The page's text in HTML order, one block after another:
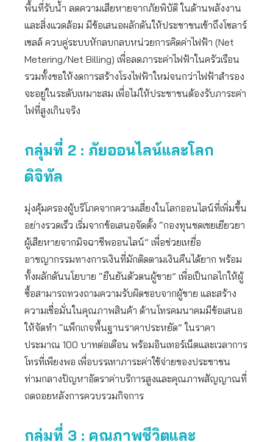
พื้นที่รับน้ำ ลดความเสียหายจากภัยพิบัติ ในด้านพลังงาน
และสิ่งแวดล้อม มีข้อเสนอผลักดันให้ประชาชนเข้าถึงโซลาร์
เซลล์ ควบคู่ระบบหักลบกลบหน่วยการคิดค่าไฟฟ้า (Net
Metering/Net Billing) เพื่อลดภาระค่าไฟฟ้าในครัวเรือน
รวมทั้งขอให้งดการสร้างโรงไฟฟ้าใหม่จนกว่าไฟฟ้าสำรอง
จะอยู่ในระดับเหมาะสม เพื่อไม่ให้ประชาชนต้องรับภาระค่า
ไฟที่สูงเกินจริง
กลุ่มที่ 2 : ภัยออนไลน์และโลก
ดิจิทัล
มุ่งคุ้มครองผู้บริโภคจากความเสี่ยงในโลกออนไลน์ที่เพิ่มขึ้น
อย่างรวดเร็ว เริ่มจากข้อเสนอจัดตั้ง “กองทุนชดเชยเยียวยา
ผู้เสียหายจากมิจฉาชีพออนไลน์” เพื่อช่วยเหยื่อ
อาชญากรรมทางการเงินที่มักติดตามเงินคืนได้ยาก พร้อม
ทั้งผลักดันนโยบาย “ยืนยันตัวตนผู้ขาย” เพื่อเป็นกลไกให้ผู้
ซื้อสามารถทวงถามความรับผิดชอบจากผู้ขาย และสร้าง
ความเชื่อมั่นในคุณภาพสินค้า ด้านโทรคมนาคมมีข้อเสนอ
ให้จัดทำ “แพ็กเกจพื้นฐานราคาประหยัด” ในราคา
ประมาณ 100 บาทต่อเดือน พร้อมอินเทอร์เน็ตและเวลาการ
โทรที่เพียงพอ เพื่อบรรเทาภาระค่าใช้จ่ายของประชาชน
ท่ามกลางปัญหาอัตราค่าบริการสูงและคุณภาพสัญญาณที่
ถดถอยหลังการควบรวมกิจการ
กลุ่มที่ 3 : คุณภาพชีวิตและ